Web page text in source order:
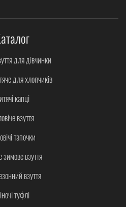
для дівчинки
для хлопчиків
капці
взуття
тапочки
зимове взуття
взуття
туфлі